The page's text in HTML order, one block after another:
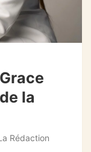
la
Rédaction